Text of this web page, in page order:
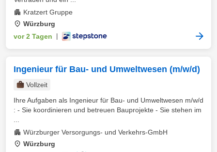
Kratzert Gruppe
Würzburg
vor 2 Tagen
Ingenieur für Bau- und Umweltwesen (m/w/d)
Vollzeit
Ihre Aufgaben als Ingenieur für Bau- und Umweltwesen m/w/d
: - Sie koordinieren und betreuen Bauprojekte - Sie stehen im
Würzburger Versorgungs- und Verkehrs-GmbH
Würzburg